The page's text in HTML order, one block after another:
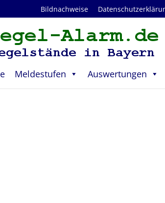
Bildnachweise
Meldestufen Auswertungen